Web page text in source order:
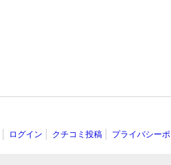
ログイン クチコミ投稿 プライバシー